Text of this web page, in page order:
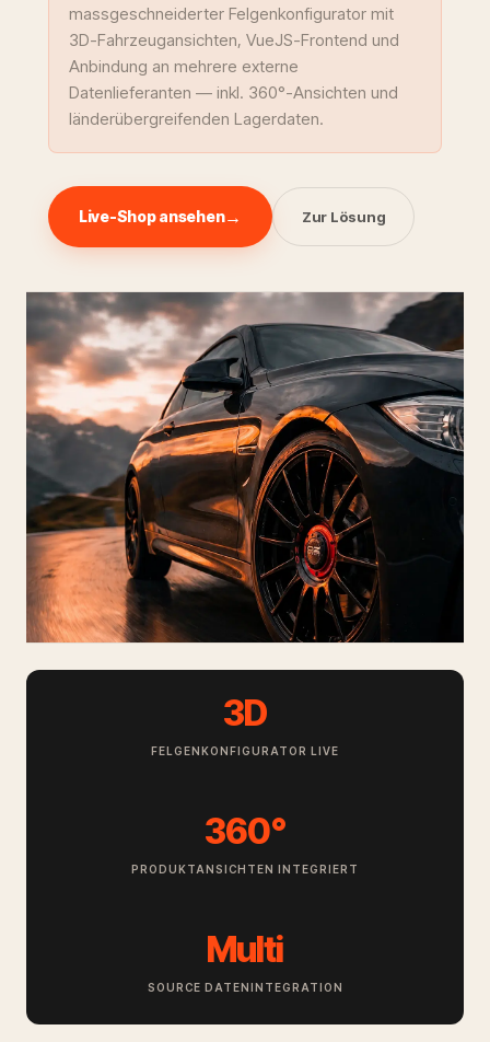
massgeschneiderter Felgenkonfigurator mit
3D-Fahrzeugansichten, VueJS-Frontend und
Anbindung an mehrere externe
Datenlieferanten — inkl. 360°-Ansichten und
länderübergreifenden Lagerdaten.
Live-Shop ansehen Zur Lösung
3D
FELGENKONFIGURATOR LIVE
360°
PRODUKTANSICHTEN INTEGRIERT
Multi
SOURCE DATENINTEGRATION